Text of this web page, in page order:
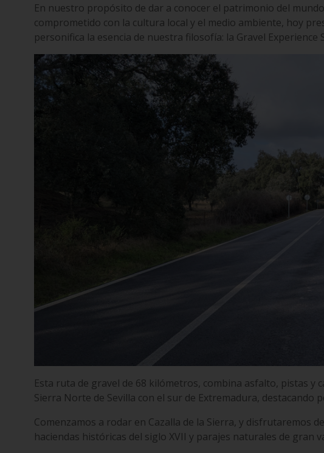
En nuestro propósito de dar a conocer el patrimonio del
comprometido con la cultura local y el medio ambiente, hoy
personifica la esencia de nuestra filosofía: la Gravel Experience
Esta ruta de gravel de 68 kilómetros, combina asfalto, pistas y
Sierra Norte de Sevilla con el sur de Extremadura, destacando
Comenzamos a rodar en Cazalla de la Sierra, y disfrutaremos
haciendas históricas del siglo XVII y parajes naturales de gran